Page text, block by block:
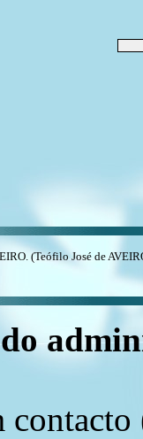
(Teófilo José de